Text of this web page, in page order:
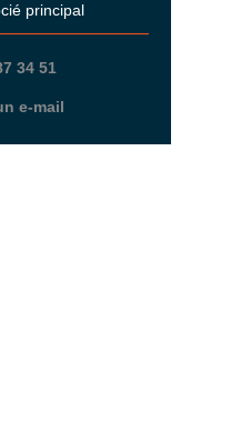
principal
34 51
e-mail